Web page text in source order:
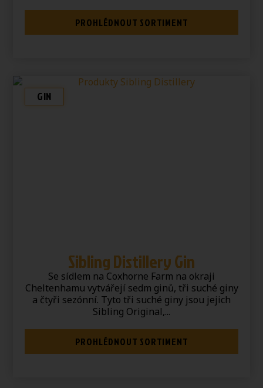
PROHLÉDNOUT SORTIMENT
GIN
Sibling Distillery Gin
Se sídlem na Coxhorne Farm na okraji
Cheltenhamu vytvářejí sedm ginů, tři suché giny
a čtyři sezónní. Tyto tři suché giny jsou jejich
Sibling Original,...
PROHLÉDNOUT SORTIMENT